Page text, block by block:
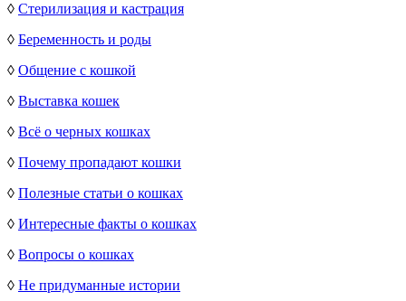
◊ Стерилизация и кастрация
◊ Беременность и роды
◊ Общение с кошкой
◊ Выставка кошек
◊ Всё о черных кошках
◊ Почему пропадают кошки
◊ Полезные статьи о кошках
◊ Интересные факты о кошках
◊ Вопросы о кошках
◊ Не придуманные истории